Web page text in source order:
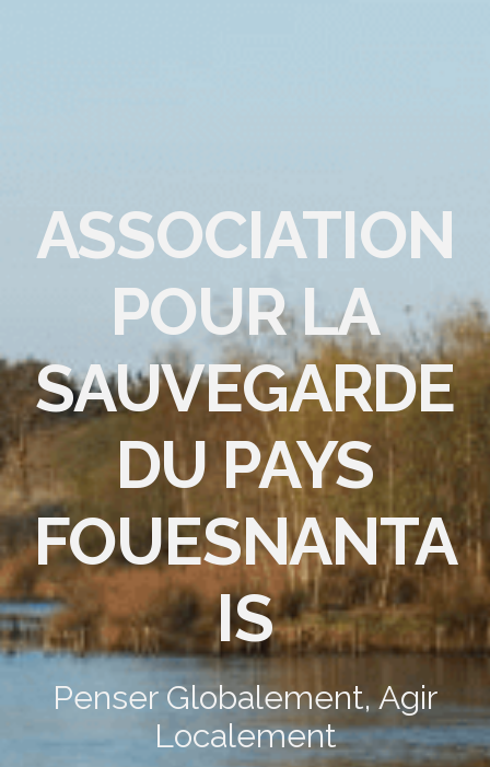
ASSOCIATION
POUR LA
SAUVEGARDE
DU PAYS
FOUESNANTA
IS
Penser Globalement, Agir
Localement